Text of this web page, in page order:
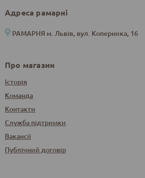
Адреса рамарні
РАМАРНЯ м. Львів, вул. Коперника, 16
Про магазин
Історія
Команда
Контакти
Служба підтримки
Вакансії
Публічний договір